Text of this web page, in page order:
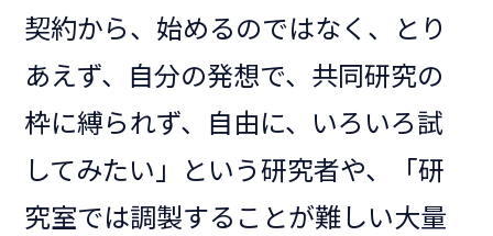
契約から、始めるのではなく、とり
あえず、自分の発想で、共同研究の
枠に縛られず、自由に、いろいろ試
してみたい」という研究者や、「研
究室では調製することが難しい大量